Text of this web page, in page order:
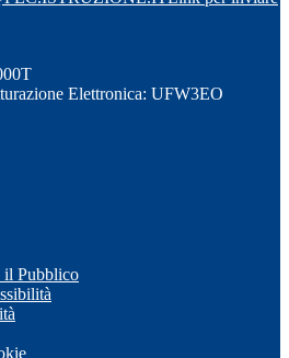
Elettronica: UFW3EO
Pubblico